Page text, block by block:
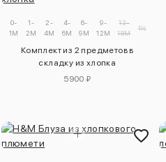
0-
1M
1-
2M
2-
4M
4-
6M
6-
9M
9-
12M
12-
18M
1½-2Y
Комплект из 2 предметов в
складку из хлопка
5900 ₽